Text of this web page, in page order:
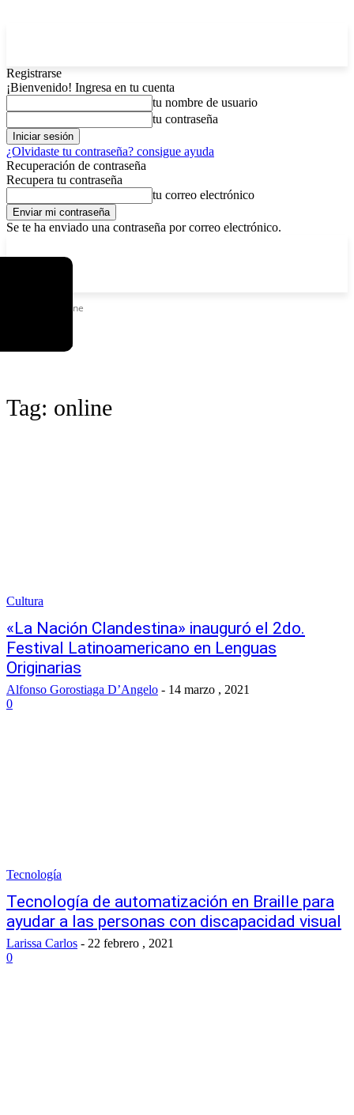
Registrarse
¡Bienvenido! Ingresa en tu cuenta
tu nombre de usuario
tu contraseña
¿Olvidaste tu contraseña? consigue ayuda
Recuperación de contraseña
Recupera tu contraseña
tu correo electrónico
Se te ha enviado una contraseña por correo electrónico.
Online
Tag: online
Cultura
«La Nación Clandestina» inauguró el 2do.
Festival Latinoamericano en Lenguas
Originarias
Alfonso Gorostiaga D’Angelo - 14 marzo , 2021
0
Tecnología
Tecnología de automatización en Braille para
ayudar a las personas con discapacidad visual
Larissa Carlos - 22 febrero , 2021
0